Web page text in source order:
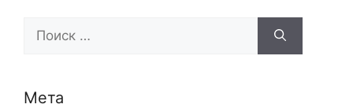
Поиск:
Мета